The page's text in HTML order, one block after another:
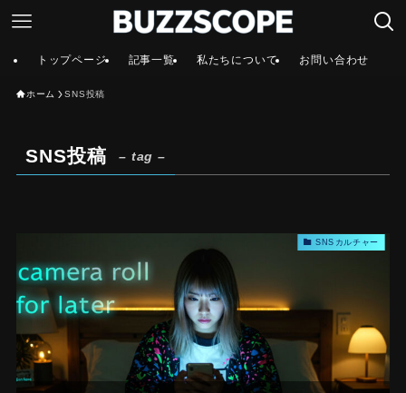
トップページ 記事一覧 私たちについて お問い合わせ
ホーム SNS投稿
SNS投稿 – tag –
SNSカルチャー